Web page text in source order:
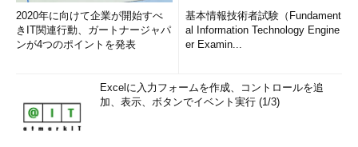
2020年に向けて企業が開始すべ
きIT関連行動、ガートナージャパ
ンが4つのポイントを発表
基本情報技術者試験（Fundament
al Information Technology Engine
er Examin...
Excelに入力フォームを作成、コントロールを追
加、表示、ボタンでイベント実行 (1/3)